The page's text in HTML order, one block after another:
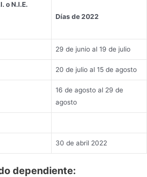
o N.I.E.
Días de 2022
29 de junio al 19 de julio
20 de julio al 15 de agosto
16 de agosto al 29 de
agosto
30 de abril 2022
dependiente: